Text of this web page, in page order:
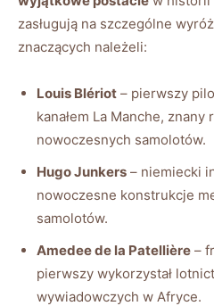
zasługują na szczególne
znaczących należeli:
Louis Blériot – pierwszy
kanałem La Manche,
nowoczesnych samolotów.
Hugo Junkers – niemiecki
nowoczesne konstrukcje
samolotów.
Amedee de la Patellière –
pierwszy wykorzystał
wywiadowczych w Afryce.